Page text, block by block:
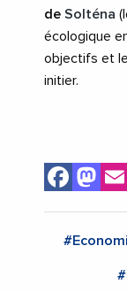
de Solténa
écologique
objectifs et
initier.